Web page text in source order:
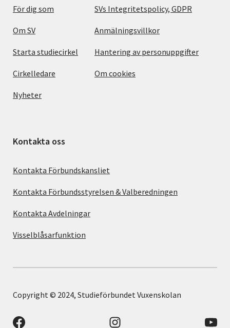
För dig som
Om SV
Starta studiecirkel
Cirkelledare
Nyheter
SVs Integritetspolicy, GDPR
Anmälningsvillkor
Hantering av personuppgifter
Om cookies
Kontakta oss
Kontakta Förbundskansliet
Kontakta Förbundsstyrelsen & Valberedningen
Kontakta Avdelningar
Visselblåsarfunktion
Copyright © 2024, Studieförbundet Vuxenskolan